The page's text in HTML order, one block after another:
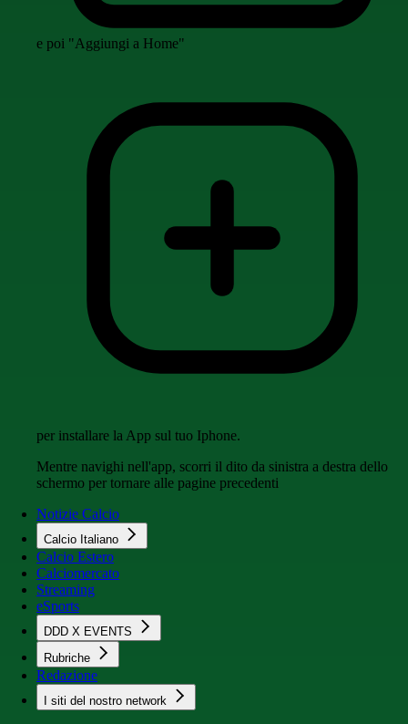
e poi "Aggiungi a Home"
per installare la App sul tuo Iphone.
Mentre navighi nell'app, scorri il dito da sinistra a destra dello
schermo per tornare alle pagine precedenti
Notizie Calcio
Calcio Italiano
Calcio Estero
Calciomercato
Streaming
eSports
DDD X EVENTS
Rubriche
Redazione
I siti del nostro network